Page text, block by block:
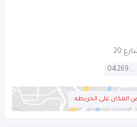
20
042690630
المكان على الخريطه